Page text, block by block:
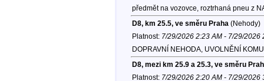
předmět na vozovce, roztrhaná pneu z
D8, km 25.5, ve směru Praha (Nehody)
Platnost: 7/29/2026 2:23 AM - 7/29/2026
DOPRAVNÍ NEHODA, UVOLNĚNÍ
D8, mezi km 25.9 a 25.3, ve směru
Platnost: 7/29/2026 2:20 AM - 7/29/2026